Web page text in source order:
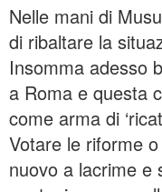
Nelle mani di
di ribaltare la
Insomma adesso
a Roma e questa
come arma di
Votare le riforme
nuovo a lacrime e